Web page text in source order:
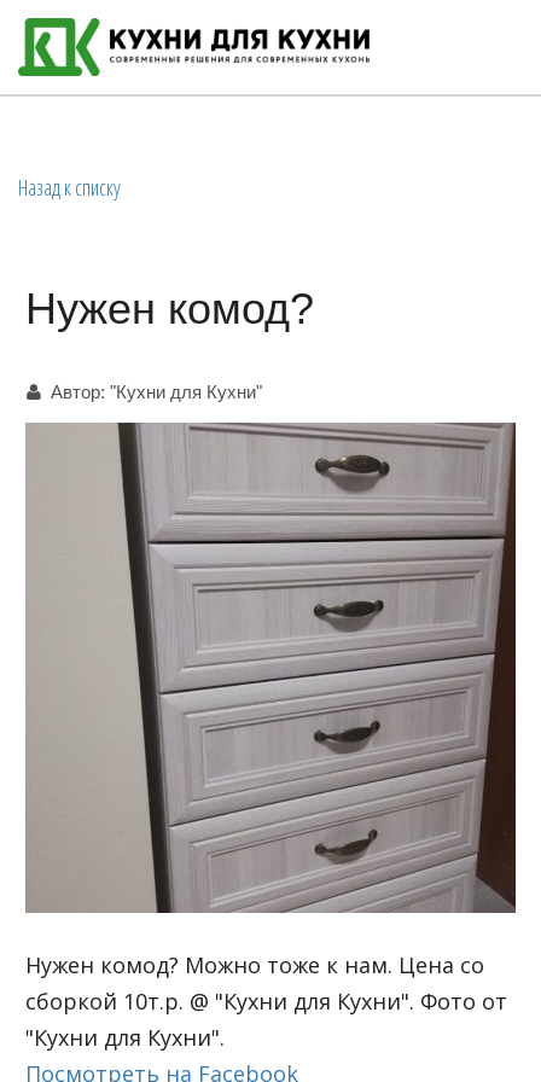
Назад к списку
Нужен комод?
Автор: "Кухни для Кухни"
Нужен комод? Можно тоже к нам. Цена со
сборкой 10т.р. @ "Кухни для Кухни". Фото от
"Кухни для Кухни".
Посмотреть на Facebook